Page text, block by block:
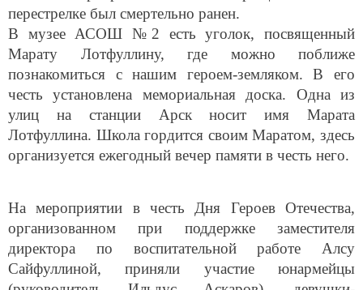
перестрелке был смертельно ранен.
В музее АСОШ №2 есть уголок, посвященный
Марату Лотфуллину, где можно поближе
познакомиться с нашим героем-земляком. В его
честь установлена мемориальная доска. Одна из
улиц на станции Арск носит имя Марата
Лотфуллина. Школа гордится своим Маратом, здесь
организуется ежегодный вечер памяти в честь него.
На мероприятии в честь Дня Героев Отечества,
организованном при поддержке заместителя
директора по воспитательной работе Алсу
Сайфуллиной, приняли участие юнармейцы